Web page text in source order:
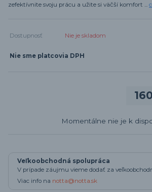
zefektívnite svoju prácu a užite si väčší komfort ...
Dostupnosť Nie je skladom
Nie sme platcovia DPH
Momentálne nie je k
Veľkoobchodná spolupráca
V prípade záujmu vieme dodať za
Viac info na notta@notta.sk